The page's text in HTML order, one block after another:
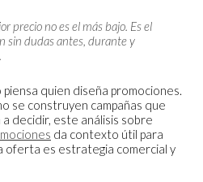
precio no es el más bajo. Es el
sin dudas antes, durante y
quien diseña promociones.
se construyen campañas que
a decidir, este análisis sobre
da contexto útil para
oferta es estrategia comercial y